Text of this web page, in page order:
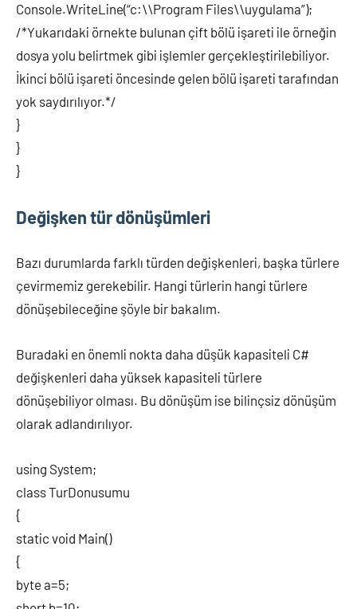
Console.WriteLine(“c:\\Program Files\\uygulama”);
/*Yukarıdaki örnekte bulunan çift bölü işareti ile örneğin
dosya yolu belirtmek gibi işlemler gerçekleştirilebiliyor.
İkinci bölü işareti öncesinde gelen bölü işareti tarafından
yok saydırılıyor.*/
}
}
}
Değişken tür dönüşümleri
Bazı durumlarda farklı türden değişkenleri, başka türlere
çevirmemiz gerekebilir. Hangi türlerin hangi türlere
dönüşebileceğine şöyle bir bakalım.
Buradaki en önemli nokta daha düşük kapasiteli C#
değişkenleri daha yüksek kapasiteli türlere
dönüşebiliyor olması. Bu dönüşüm ise bilinçsiz dönüşüm
olarak adlandırılıyor.
using System;
class TurDonusumu
{
static void Main()
{
byte a=5;